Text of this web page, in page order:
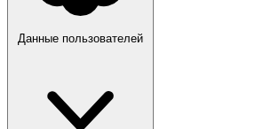
Данные пользователей